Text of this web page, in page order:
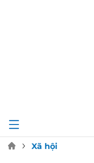
Xã hội